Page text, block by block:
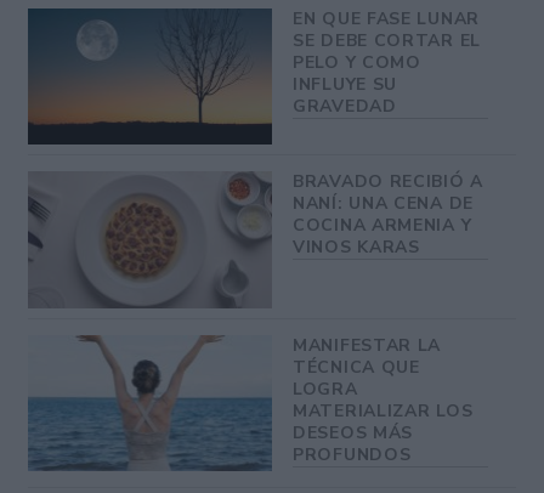
EN QUE FASE LUNAR
SE DEBE CORTAR EL
PELO Y COMO
INFLUYE SU
GRAVEDAD
BRAVADO RECIBIÓ A
NANÍ: UNA CENA DE
COCINA ARMENIA Y
VINOS KARAS
MANIFESTAR LA
TÉCNICA QUE
LOGRA
MATERIALIZAR LOS
DESEOS MÁS
PROFUNDOS